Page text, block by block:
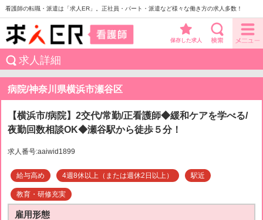
看護師の転職・派遣は「求人ER」。正社員・パート・派遣など様々な働き方の求人多数！
保存した求人
求人詳細
病院/神奈川県横浜市瀬谷区
【横浜市/病院】2交代/常勤/正看護師◆緩和ケアを学べる/
夜勤回数相談OK◆瀬谷駅から徒歩５分！
求人番号:aaiwid1899
給与高め 4週8休以上（または週休2日以上） 駅近
教育・研修充実
雇用形態